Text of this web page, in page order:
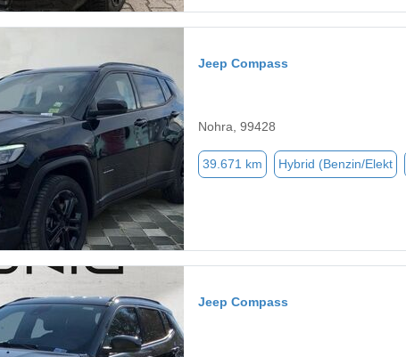
Jeep Compass
Nohra, 99428
39.671 km Hybrid (Benzin/Elekt
Jeep Compass